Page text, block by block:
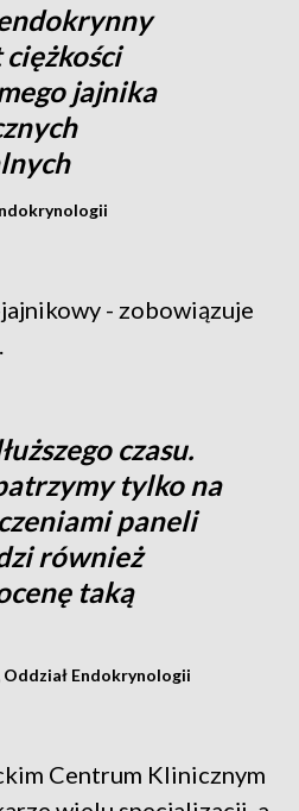
jajnika
- zobowiązuje
czasu.
tylko na
paneli
również
taką
Endokrynologii
Centrum Klinicznym